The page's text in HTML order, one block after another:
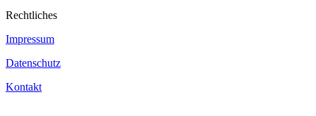
Rechtliches
Impressum
Datenschutz
Kontakt